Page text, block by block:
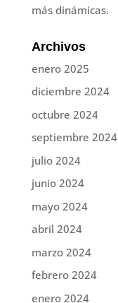
más dinámicas.
Archivos
enero 2025
diciembre 2024
octubre 2024
septiembre 2024
julio 2024
junio 2024
mayo 2024
abril 2024
marzo 2024
febrero 2024
enero 2024